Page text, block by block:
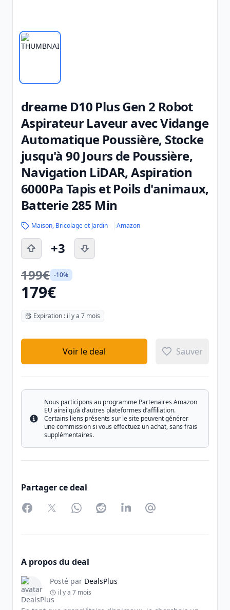
dreame D10 Plus Gen 2 Robot
Aspirateur Laveur avec Vidange
Automatique Poussière, Stocke
jusqu'à 90 Jours de Poussière,
Navigation LiDAR, Aspiration
6000Pa Tapis et Poils d'animaux,
Batterie 285 Min
Maison, Bricolage et Jardin Amazon
+3
199€ -10%
179€
Expiration : il y a 7 mois
Voir le deal Sauver
Info
Nous participons au programme Partenaires Amazon
EU ainsi qu’à d’autres plateformes d’affiliation.
Certains liens présents sur le site peuvent générer
une commission si vous effectuez un achat, sans frais
supplémentaires.
Partager ce deal
FacebookTwitterWhatsAppRedditLinkedInPartager par Email
A propos du deal
Posté par DealsPlus
il y a 7 mois